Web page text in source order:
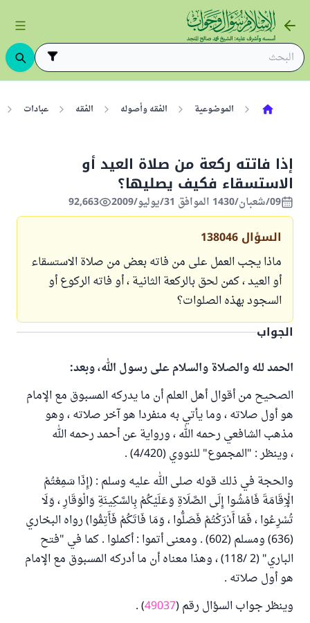
الموضوعية الفقه وأصوله الفقه عبادات
إذا فاتته ركعة من صلاة العيد أو
الاستسقاء فكيف يصليها؟
09/شعبان/1430 الموافق 31/يوليو/2009 92,663
السؤال 138046
ماذا يجب العمل على من فاته بعض من صلاة الاستسقاء
أو العيد ، كمن لحق بالركعة الثانية ، أو فاته الركوع أو
السجود بهذه الصلوات؟
الجواب
الحمد لله والصلاة والسلام على رسول الله، وبعد:
الصحيح من أقوال أهل العلم أن ما يدركه المسبوق مع الإمام
هو أول صلاته ، وما يأتي به منفردا هو آخر صلاته ، وهو
مذهب الشافعي رحمه الله ، ورواية عن أحمد رحمه الله
، وينظر : "المجموع" للنووي (4/420) .
والحجة في ذلك قوله صلى الله عليه وسلم : (إِذَا سَمِعْتُمْ
الْإِقَامَةَ فَامْشُوا إِلَى الصَّلَاةِ وَعَلَيْكُمْ بِالسَّكِينَةِ وَالْوَقَارِ ، وَلَا
تُسْرِعُوا ، فَمَا أَدْرَكْتُمْ فَصَلُّوا ، وَمَا فَاتَكُمْ فَأَتِمُّوا) رواه البخاري
(636) ومسلم (602) . ومعنى أتموا : أكملوا . كما في "فتح
الباري" (2 /118) ، وهذا معناه أن ما أدركه المسبوق مع الإمام
هو أول صلاته .
وينظر جواب السؤال رقم (49037
) .